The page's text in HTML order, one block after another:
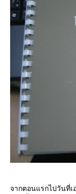
จากตอนแรกไปวันที่เ